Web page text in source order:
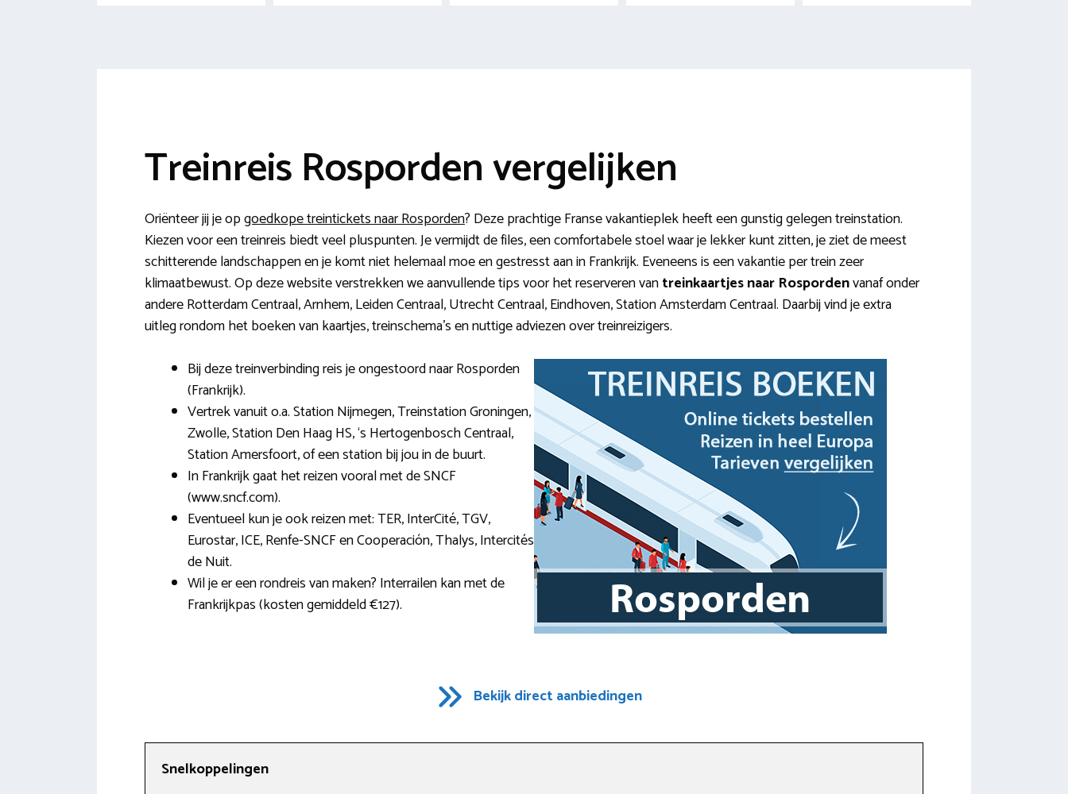
Treinreis Rosporden vergelijken
Oriënteer jij je opgoedkope treintickets naar Rosporden? Deze prachtige Franse vakantieplek heeft een gunstig gelegen treinstation.
Kiezen voor een treinreis biedt veel pluspunten. Je vermijdt de files, een comfortabele stoel waar je lekker kunt zitten, je ziet de meest
schitterende landschappen en je komt niet helemaal moe en gestresst aan in Frankrijk. Eveneens is een vakantie per trein zeer
klimaatbewust. Op deze website verstrekken we aanvullende tips voor het reserveren vantreinkaartjes naar Rospordenvanaf onder
andere Rotterdam Centraal, Arnhem, Leiden Centraal, Utrecht Centraal, Eindhoven, Station Amsterdam Centraal. Daarbij vind je extra
uitleg rondom het boeken van kaartjes, treinschema’s en nuttige adviezen over treinreizigers.
Bij deze treinverbinding reis je ongestoord naar Rosporden
(Frankrijk).
Vertrek vanuit o.a. Station Nijmegen, Treinstation Groningen,
Zwolle, Station Den Haag HS, ‘s Hertogenbosch Centraal,
Station Amersfoort, of een station bij jou in de buurt.
In Frankrijk gaat het reizen vooral met de SNCF
(www.sncf.com).
Eventueel kun je ook reizen met: TER, InterCité, TGV,
Eurostar, ICE, Renfe-SNCF en Cooperación, Thalys, Intercités
de Nuit.
Wil je er een rondreis van maken? Interrailen kan met de
Frankrijkpas (kosten gemiddeld €127).
Bekijk direct aanbiedingen
Snelkoppelingen